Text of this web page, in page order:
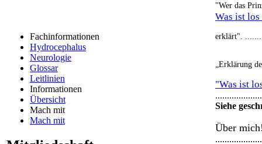
Fachinformationen
Hydrocephalus
Neurologie
Glossar
Leitlinien
Informationen
Übersicht
Mach mit
Mach mit
"Wer das
Was ist
erklärt".
„Erklärung
"Was ist
Siehe
Über